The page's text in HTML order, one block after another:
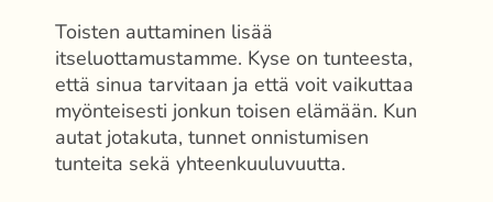
Toisten auttaminen lisää
itseluottamustamme. Kyse on tunteesta,
että sinua tarvitaan ja että voit vaikuttaa
myönteisesti jonkun toisen elämään. Kun
autat jotakuta, tunnet onnistumisen
tunteita sekä yhteenkuuluvuutta.